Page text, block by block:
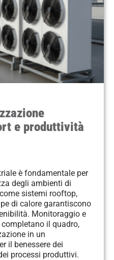
e produttività
è fondamentale per
degli ambienti di
sistemi rooftop,
di calore garantiscono
Monitoraggio e
il quadro,
in un
il benessere dei
processi produttivi.